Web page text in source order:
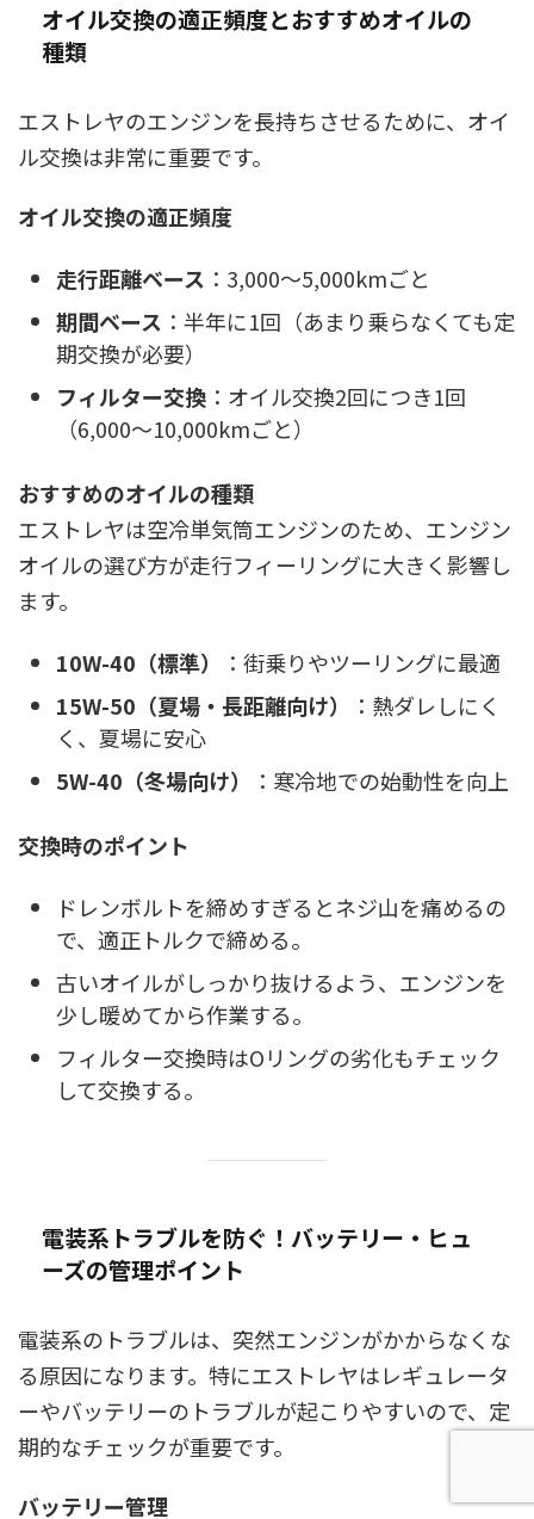
オイル交換の適正頻度とおすすめオイルの
種類
エストレヤのエンジンを長持ちさせるために、オイ
ル交換は非常に重要です。
オイル交換の適正頻度
走行距離ベース ：3,000～5,000kmごと
期間ベース ：半年に1回（あまり乗らなくても定
期交換が必要）
フィルター交換 ：オイル交換2回につき1回
（6,000～10,000kmごと）
おすすめのオイルの種類
エストレヤは空冷単気筒エンジンのため、エンジン
オイルの選び方が走行フィーリングに大きく影響し
ます。
10W-40（標準）
：街乗りやツーリングに最適
15W-50（夏場・長距離向け）
：熱ダレしにく
く、夏場に安心
5W-40（冬場向け）
：寒冷地での始動性を向上
交換時のポイント
ドレンボルトを締めすぎるとネジ山を痛めるの
で、適正トルクで締める。
古いオイルがしっかり抜けるよう、エンジンを
少し暖めてから作業する。
フィルター交換時はOリングの劣化もチェック
して交換する。
電装系トラブルを防ぐ！バッテリー・ヒュ
ーズの管理ポイント
電装系のトラブルは、突然エンジンがかからなくな
る原因になります。特にエストレヤはレギュレータ
ーやバッテリーのトラブルが起こりやすいので、定
期的なチェックが重要です。
バッテリー管理